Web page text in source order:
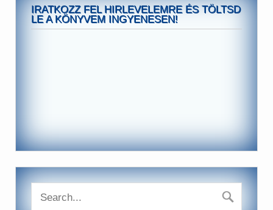
IRATKOZZ FEL HIRLEVELEMRE ÉS TÖLTSD
LE A KÖNYVEM INGYENESEN!